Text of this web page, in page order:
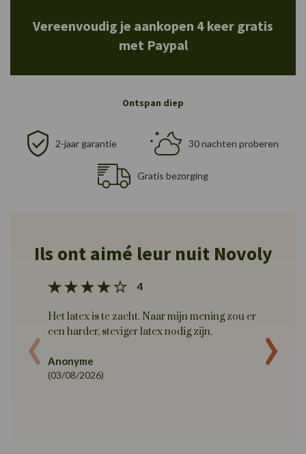
Vereenvoudig je aankopen 4 keer gratis
met Paypal
Ontspan diep
2-jaar garantie 30 nachten proberen
Gratis bezorging
Ils ont aimé leur nuit Novoly
4
Het latex is te zacht. Naar mijn mening zou er
een harder, steviger latex nodig zijn.
Anonyme
(03/08/2026)
zorgt
de
‹ ›